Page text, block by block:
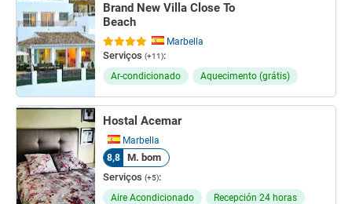
Brand New Villa Close To
Beach
Marbella
Serviços (+11):
Ar-condicionado Aquecimento (grátis)
Hostal Acemar
Marbella
8,8
M. bom
Serviços (+5):
Aire Acondicionado Recepción 24 horas